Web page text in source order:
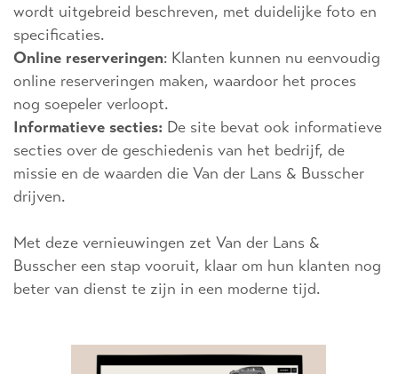
wordt uitgebreid beschreven, met duidelijke foto en
specificaties.
Online reserveringen: Klanten kunnen nu eenvoudig
online reserveringen maken, waardoor het proces
nog soepeler verloopt.
Informatieve secties: De site bevat ook informatieve
secties over de geschiedenis van het bedrijf, de
missie en de waarden die Van der Lans & Busscher
drijven.
Met deze vernieuwingen zet Van der Lans &
Busscher een stap vooruit, klaar om hun klanten nog
beter van dienst te zijn in een moderne tijd.